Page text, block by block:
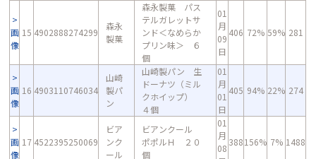
画
像
15 4902888274299
森永
製菓
森永製菓 パス
テルガレットサ
ンド＜なめらか
プリン味＞ ６
個
01
月
09
日
406 72% 59% 281
画
像
16 4903110746034
山崎
製パ
ン
山崎製パン 生
ドーナツ（ミル
クホイップ）
４個
01
月
01
日
405 94% 22% 274
画
像
17 4522395250069
ビア
ンク
ール
ビアンクール
ポポルＨ ２０
個
01
月
08
388156% 7% 1488